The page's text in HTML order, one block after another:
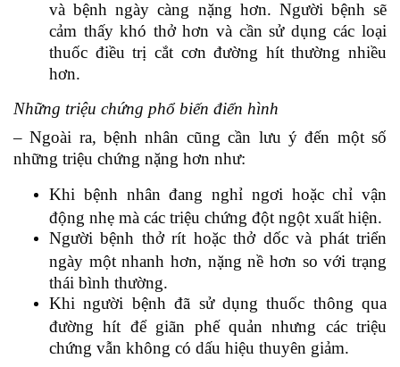
và bệnh ngày càng nặng hơn. Người bệnh sẽ
cảm thấy khó thở hơn và cần sử dụng các loại
thuốc điều trị cắt cơn đường hít thường nhiều
hơn.
Những triệu chứng phổ biến điển hình
– Ngoài ra, bệnh nhân cũng cần lưu ý đến một số
những triệu chứng nặng hơn như:
Khi bệnh nhân đang nghỉ ngơi hoặc chỉ vận
động nhẹ mà các triệu chứng đột ngột xuất hiện.
Người bệnh thở rít hoặc thở dốc và phát triển
ngày một nhanh hơn, nặng nề hơn so với trạng
thái bình thường.
Khi người bệnh đã sử dụng thuốc thông qua
đường hít để giãn phế quản nhưng các triệu
chứng vẫn không có dấu hiệu thuyên giảm.